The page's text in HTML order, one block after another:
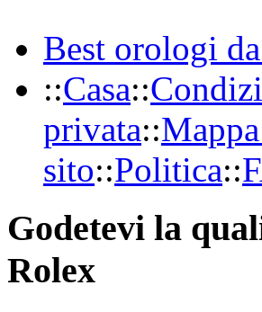
Best orologi
::Casa::
privata::
sito::Politica::
Godetevi la
Rolex